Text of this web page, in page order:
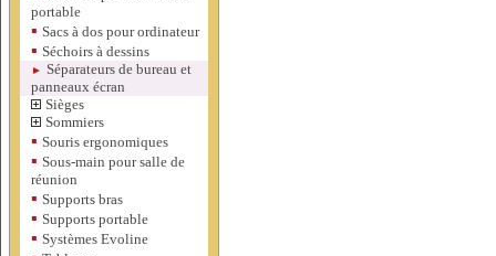
portable
▪ Sacs à dos pour ordinateur
▪ Séchoirs à dessins
►
Séparateurs de bureau et
panneaux écran
Sièges
Sommiers
▪ Souris ergonomiques
▪ Sous-main pour salle de
réunion
▪ Supports bras
▪ Supports portable
▪ Systèmes Evoline